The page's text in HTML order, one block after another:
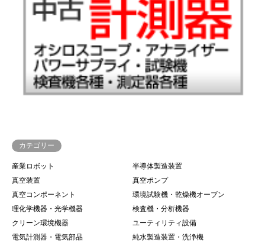
カテゴリー
産業ロボット
半導体製造装置
真空装置
真空ポンプ
真空コンポーネント
環境試験機・乾燥機オーブン
理化学機器・光学機器
検査機・分析機器
クリーン環境機器
ユーティリティ設備
電気計測器・電気部品
純水製造装置・洗浄機